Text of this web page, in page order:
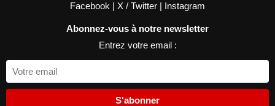
Facebook | X / Twitter | Instagram
Abonnez-vous à notre newsletter
Entrez votre email :
S'abonner